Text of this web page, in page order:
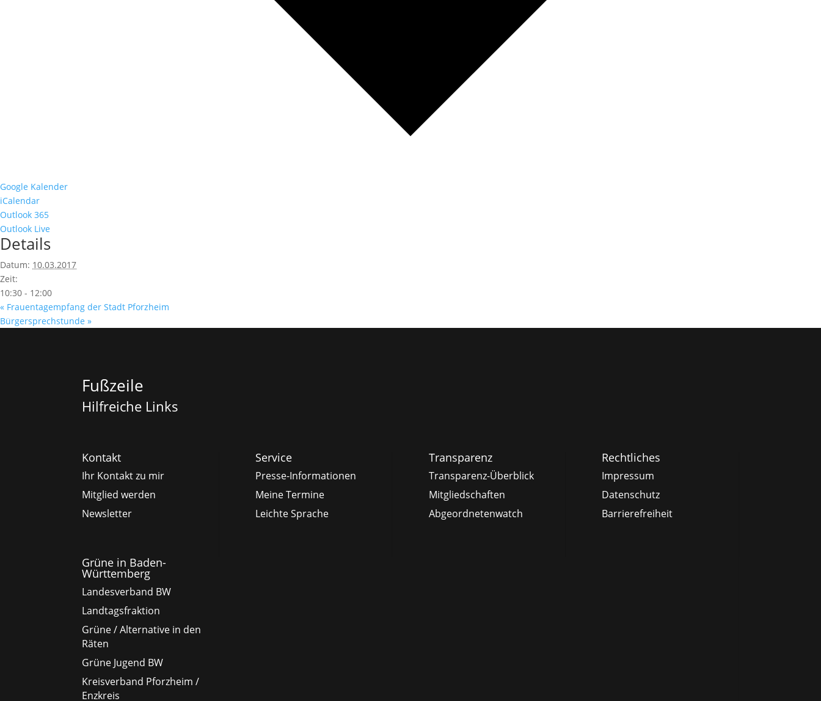
Google Kalender
iCalendar
Outlook 365
Outlook Live
Details
Datum: 10.03.2017
Zeit:
10:30 - 12:00
« Frauentagempfang der Stadt Pforzheim
Bürgersprechstunde »
Fußzeile
Hilfreiche Links
Kontakt
Ihr Kontakt zu mir
Mitglied werden
Newsletter
Service
Presse-Informationen
Meine Termine
Leichte Sprache
Transparenz
Transparenz-Überblick
Mitgliedschaften
Abgeordnetenwatch
Rechtliches
Impressum
Datenschutz
Barrierefreiheit
Grüne in Baden-
Württemberg
Landesverband BW
Landtagsfraktion
Grüne / Alternative in den
Räten
Grüne Jugend BW
Kreisverband Pforzheim /
Enzkreis